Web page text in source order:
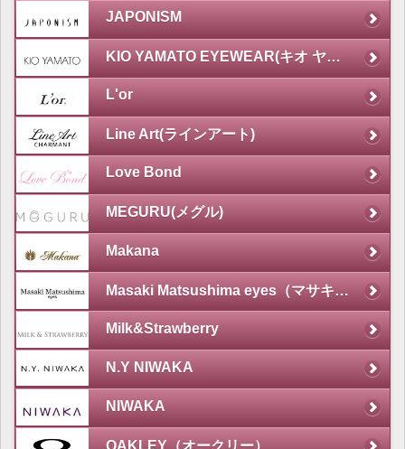
JAPONISM
KIO YAMATO EYEWEAR(キオ ヤマト アイウェア)
L'or
Line Art(ラインアート)
Love Bond
MEGURU(メグル)
Makana
Masaki Matsushima eyes（マサキマツシマ）
Milk&Strawberry
N.Y NIWAKA
NIWAKA
OAKLEY（オークリー）